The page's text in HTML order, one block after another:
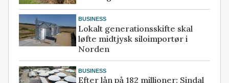
BUSINESS
Lokalt generationsskifte skal
løfte midtjysk siloimportør i
Norden
BUSINESS
Efter lån på 182 millioner: Sindal